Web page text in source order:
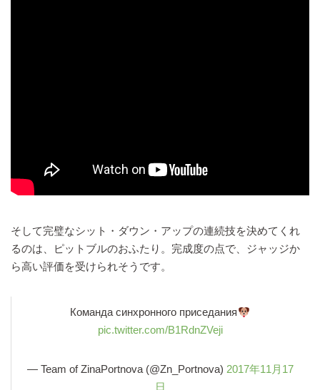
そして完璧なシット・ダウン・アップの連続技を決めてくれ
るのは、ピットブルのおふたり。完成度の点で、ジャッジか
ら高い評価を受けられそうです。
Команда синхронного приседания
pic.twitter.com/B1RdnZVeji
— Team of ZinaPortnova (@Zn_Portnova) 2017年11月17
日